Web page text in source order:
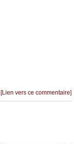
[Lien vers ce commentaire]